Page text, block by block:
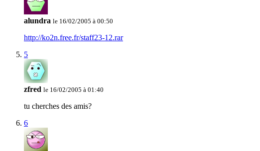
alundra le 16/02/2005 à 00:50
http://ko2n.free.fr/staff23-12.rar
5
zfred le 16/02/2005 à 01:40
tu cherches des amis?
6